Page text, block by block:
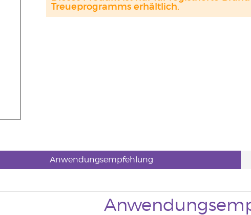
Treueprogramms erhältlich.
Anwendungsempfehlung